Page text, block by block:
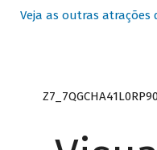
Veja as outras atrações